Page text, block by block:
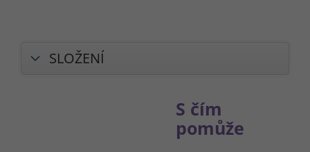
SLOŽENÍ
S čím
pomůže